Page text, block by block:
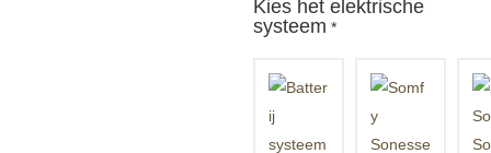
Kies het elektrische
systeem *